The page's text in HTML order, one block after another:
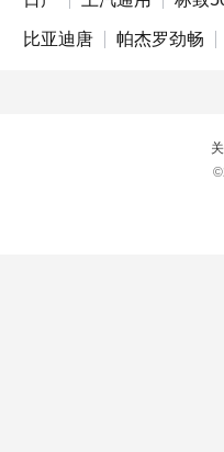
比亚迪唐 帕杰罗劲畅